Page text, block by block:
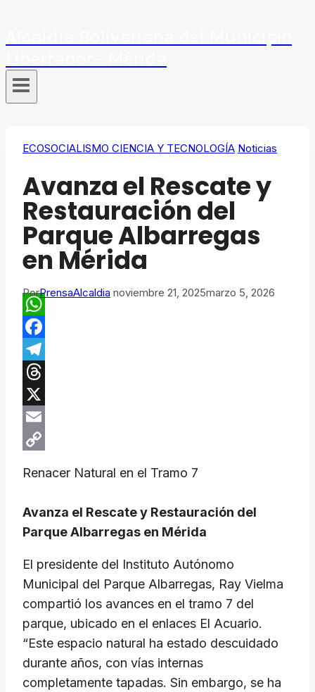
ECOSOCIALISMO CIENCIA Y TECNOLOGÍA Noticias
Avanza el Rescate y
Restauración del
Parque Albarregas
en Mérida
PorPrensaAlcaldia noviembre 21, 2025marzo 5, 2026
WhatsApp
Facebook
Telegram
Threads
X
Email
Renacer Natural en el Tramo 7
Avanza el Rescate y Restauración del
Parque Albarregas en Mérida
El presidente del Instituto Autónomo
Municipal del Parque Albarregas, Ray Vielma
compartió los avances en el tramo 7 del
parque, ubicado en el enlaces El Acuario.
“Este espacio natural ha estado descuidado
durante años, con vías internas
completamente tapadas. Sin embargo, se ha